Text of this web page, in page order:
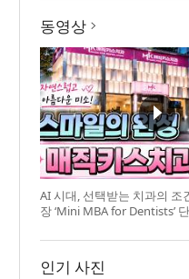
동영상
AI 시대, 선택받는 치과의 조
장 ‘Mini MBA for Dentists’
인기 사진